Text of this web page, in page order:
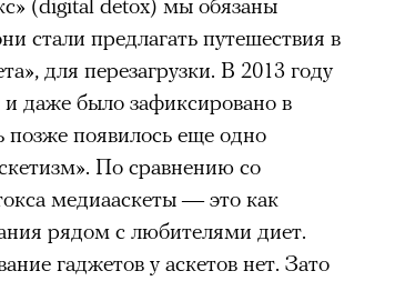
(digital detox) мы обязаны
стали предлагать путешествия в
для перезагрузки. В 2013 году
даже было зафиксировано в
появилось еще одно
По сравнению со
медиааскеты — это как
рядом с любителями диет.
гаджетов у аскетов нет. Зато
канал «РБК Стиль»
предельной
исчезает информационный шуми
момент.